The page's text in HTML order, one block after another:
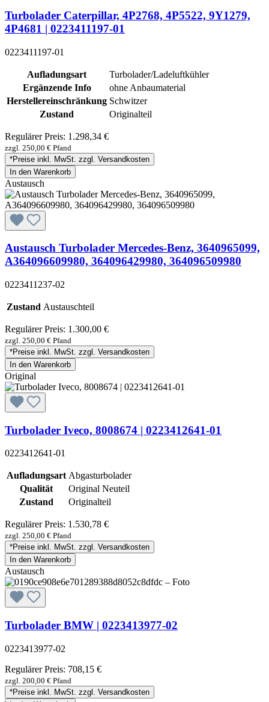
Turbolader Caterpillar, 4P2768, 4P5522, 9Y1279,
4P4681 | 0223411197-01
0223411197-01
Aufladungsart
Turbolader/Ladeluftkühler
Ergänzende Info
ohne Anbaumaterial
Herstellereinschränkung Schwitzer
Zustand
Originalteil
Regulärer Preis: 1.298,34 €
zzgl. 250,00 € Pfand
*Preise inkl. MwSt. zzgl. Versandkosten
In den Warenkorb
Austausch
Austausch Turbolader Mercedes-Benz, 3640965099,
A364096609980, 364096429980, 364096509980
0223411237-02
Zustand Austauschteil
Regulärer Preis: 1.300,00 €
zzgl. 250,00 € Pfand
*Preise inkl. MwSt. zzgl. Versandkosten
In den Warenkorb
Original
Turbolader Iveco, 8008674 | 0223412641-01
0223412641-01
Aufladungsart Abgasturbolader
Qualität
Original Neuteil
Zustand
Originalteil
Regulärer Preis: 1.530,78 €
zzgl. 250,00 € Pfand
*Preise inkl. MwSt. zzgl. Versandkosten
In den Warenkorb
Austausch
Turbolader BMW | 0223413977-02
0223413977-02
Regulärer Preis: 708,15 €
zzgl. 200,00 € Pfand
*Preise inkl. MwSt. zzgl. Versandkosten